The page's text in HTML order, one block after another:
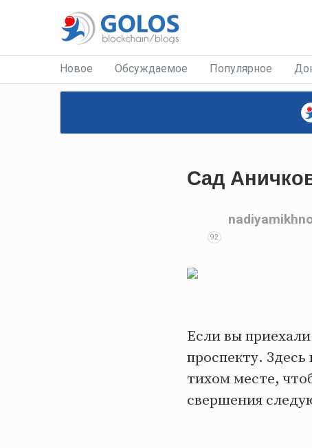
Новое Обсуждаемое Популярное
Сад
92
Еcли вы
проспекту. Здесь
тихом месте,
свершения